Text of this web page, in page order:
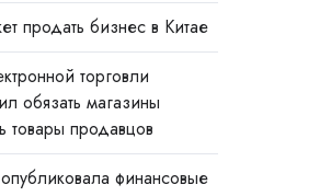
продать бизнес в Китае
торговли
обязать магазины
товары продавцов
финансовые